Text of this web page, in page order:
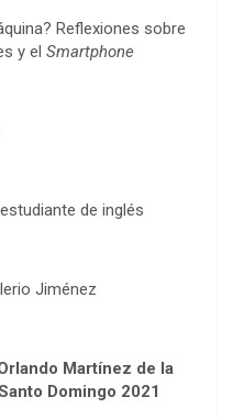
Reflexiones sobre
y el Smartphone
de inglés
Jiménez
Martínez de la
Domingo 2021